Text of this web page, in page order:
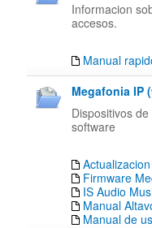
Informacion
accesos.
Manual
Megafonia IP
Dispositivos
software
Firmware
IS Audio
Manual
Manual de